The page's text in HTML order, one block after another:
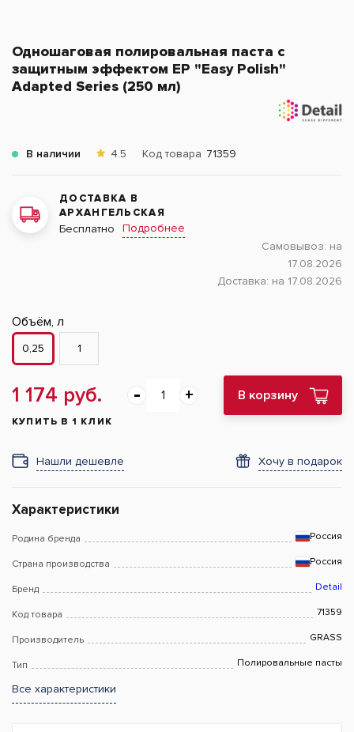
Одношаговая полировальная паста с
защитным эффектом EP "Easy Polish"
Adapted Series (250 мл)
В наличии 4.5 Код товара 71359
ДОСТАВКА В
АРХАНГЕЛЬСКАЯ
Бесплатно
Подробнее
Самовывоз: на
17.08.2026
Доставка: на 17.08.2026
Объём, л
0,25 1
1 174 руб. В корзину
КУПИТЬ В 1 КЛИК
Нашли дешевле Хочу в подарок
Характеристики
Родина бренда Россия
Страна производства Россия
Бренд Detail
Код товара 71359
Производитель GRASS
Тип Полировальные пасты
Все характеристики